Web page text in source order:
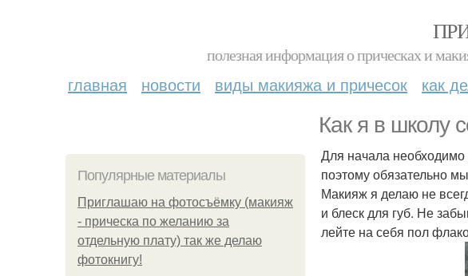
полезная информация о прическах и
главная новости виды макияжа и причесок как
Как я в школу
Популярные материалы
Приглашаю на фотосъёмку (макияж
- прическа по желанию за
отдельную плату) так же делаю
фотокнигу!
Для начала
поэтому обязательно
Макияж я делаю не
и блеск для губ. Не
лейте на себя пол